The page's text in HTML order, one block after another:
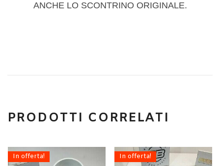
ANCHE LO SCONTRINO ORIGINALE.
PRODOTTI CORRELATI
In offerta! In offerta!